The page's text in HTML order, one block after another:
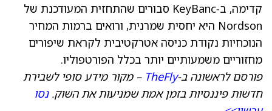
קדימה, ב‑KeyBanc סבורים שהתחזית המעודכנת של
Nordson היא יחסית שמרנית, ורואים ברמות המחיר
הנוכחיות נקודת כניסה אטרקטיבית לקראת שיפורים
מחזוריים משמעותיים יותר בכלל הפורטפוליו.
פורסם לראשונה ב‑TheFly – מקור מידע סופי לשבירת
חדשות פיננסיות בזמן אמת שמניעות את השוק.נסו